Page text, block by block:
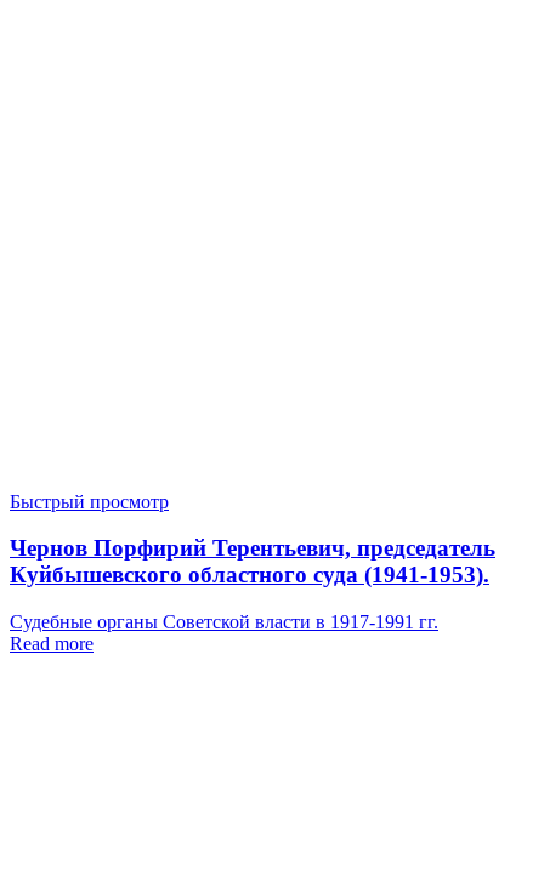
Быстрый просмотр
Чернов Порфирий Терентьевич, председатель
Куйбышевского областного суда (1941-1953).
Судебные органы Советской власти в 1917-1991 гг.
Read more